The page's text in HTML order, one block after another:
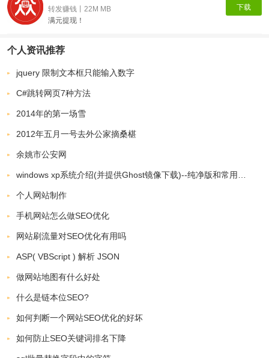
下载
转发赚钱丨22M MB
满元提现！
个人资讯推荐
jquery 限制文本框只能输入数字
C#跳转网页7种方法
2014年的第一场雪
2012年五月一号去外公家摘桑椹
余姚市公安网
个人网站制作
手机网站怎么做SEO优化
网站刷流量对SEO优化有用吗
ASP( VBScript ) 解析 JSON
做网站地图有什么好处
什么是链本位SEO?
如何判断一个网站SEO优化的好坏
如何防止SEO关键词排名下降